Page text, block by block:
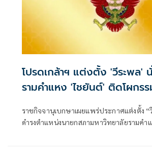
โปรดเกล้าฯ แต่งตั้ง 'วีระพล'
รามคำแหง 'ไชยันต์' ติดโผกร
ราชกิจจานุเบกษาเผยแพร่ประกาศแต่งตั้ง
ดำรงตำแหน่งนายกสภามหาวิทยาลัยรามคำ